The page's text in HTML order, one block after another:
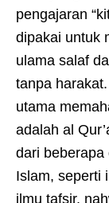
pengajaran
dipakai untuk
ulama salaf
tanpa
utama
adalah al
dari beberapa
Islam, seperti
ilmu tafsir,